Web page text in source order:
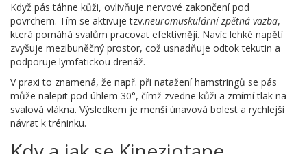
Když pás táhne kůži, ovlivňuje nervové zakončení pod
povrchem. Tím se aktivuje tzv.neuromuskulární zpětná vazba,
která pomáhá svalům pracovat efektivněji. Navíc lehké napětí
zvyšuje mezibuněčný prostor, což usnadňuje odtok tekutin a
podporuje lymfatickou drenáž.
V praxi to znamená, že např. při natažení hamstringů se pás
může nalepit pod úhlem 30°, čímž zvedne kůži a zmírní tlak na
svalová vlákna. Výsledkem je menší únavová bolest a rychlejší
návrat k tréninku.